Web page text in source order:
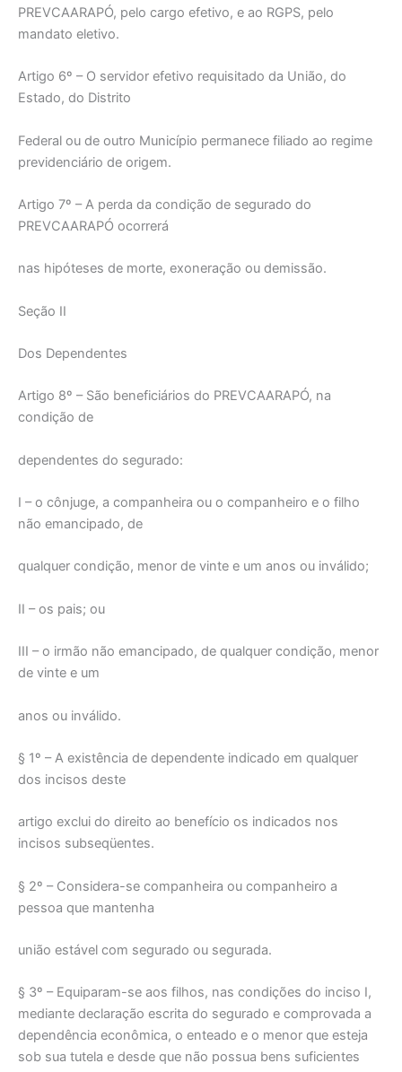
PREVCAARAPÓ, pelo cargo efetivo, e ao RGPS, pelo
mandato eletivo.
Artigo 6º – O servidor efetivo requisitado da União, do
Estado, do Distrito
Federal ou de outro Município permanece filiado ao regime
previdenciário de origem.
Artigo 7º – A perda da condição de segurado do
PREVCAARAPÓ ocorrerá
nas hipóteses de morte, exoneração ou demissão.
Seção II
Dos Dependentes
Artigo 8º – São beneficiários do PREVCAARAPÓ, na
condição de
dependentes do segurado:
I – o cônjuge, a companheira ou o companheiro e o filho
não emancipado, de
qualquer condição, menor de vinte e um anos ou inválido;
II – os pais; ou
III – o irmão não emancipado, de qualquer condição, menor
de vinte e um
anos ou inválido.
§ 1º – A existência de dependente indicado em qualquer
dos incisos deste
artigo exclui do direito ao benefício os indicados nos
incisos subseqüentes.
§ 2º – Considera-se companheira ou companheiro a
pessoa que mantenha
união estável com segurado ou segurada.
§ 3º – Equiparam-se aos filhos, nas condições do inciso I,
mediante declaração escrita do segurado e comprovada a
dependência econômica, o enteado e o menor que esteja
sob sua tutela e desde que não possua bens suficientes